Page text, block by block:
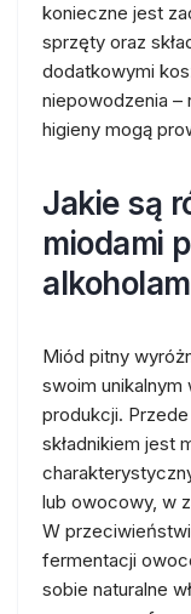
konieczne jest
sprzęty oraz
dodatkowymi
niepowodzenia –
higieny mogą
Jakie są
miodami
Miód pitny
swoim
produkcji.
składnikiem jest
lub owocowy, w
W
fermentacji
sobie naturalne